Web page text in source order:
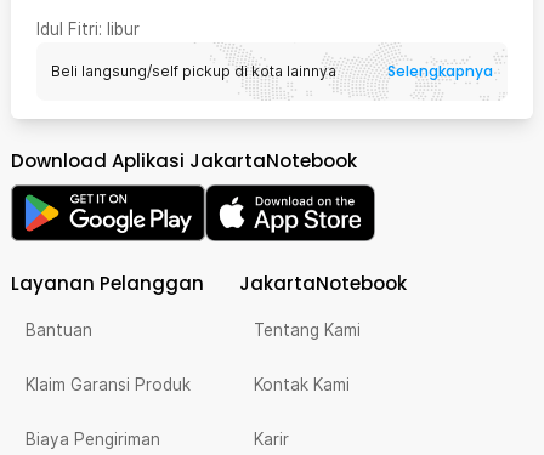
Idul Fitri: libur
Beli langsung/self pickup di kota lainnya Selengkapnya
Download Aplikasi JakartaNotebook
Layanan Pelanggan
Bantuan
Klaim Garansi Produk
Biaya Pengiriman
JakartaNotebook
Tentang Kami
Kontak Kami
Karir